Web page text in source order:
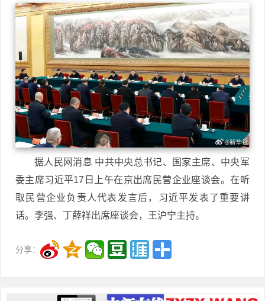
据人民网消息 中共中央总书记、国家主席、中央军
委主席习近平17日上午在京出席民营企业座谈会。在听
取民营企业负责人代表发言后，习近平发表了重要讲
话。李强、丁薛祥出席座谈会，王沪宁主持。
分享：